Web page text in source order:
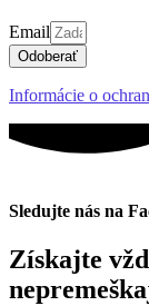
Email
Odoberať
Informácie o
Sledujte nás na
Získajte